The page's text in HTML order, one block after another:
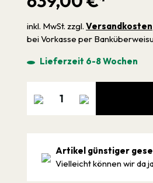
inkl. MwSt. zzgl. Versandkosten
bei Vorkasse per
Lieferzeit 6-8 Wochen
Artikel günstiger
Vielleicht können wir da